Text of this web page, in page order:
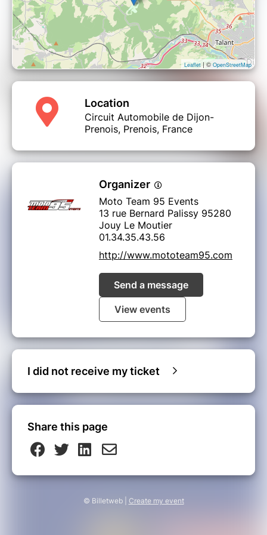
Leaflet | © OpenStreetMap
Location
Circuit Automobile de Dijon-
Prenois, Prenois, France
Organizer
Moto Team 95 Events
13 rue Bernard Palissy 95280
Jouy Le Moutier
01.34.35.43.56
http://www.mototeam95.com
Send a message
View events
I did not receive my ticket
Share this page
© Billetweb | Create my event